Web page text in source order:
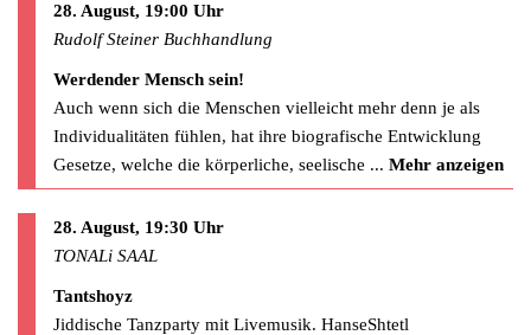
28. August, 19:00 Uhr
Rudolf Steiner Buchhandlung
Werdender Mensch sein!
Auch wenn sich die Menschen vielleicht mehr denn je als
Individualitäten fühlen, hat ihre biografische Entwicklung
Gesetze, welche die körperliche, seelische ... Mehr anzeigen
28. August, 19:30 Uhr
TONALi SAAL
Tantshoyz
Jiddische Tanzparty mit Livemusik. HanseShtetl